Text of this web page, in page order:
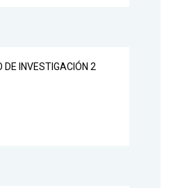
DE INVESTIGACIÓN 2